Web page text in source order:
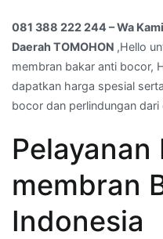
222
244
–
Wa
Kami
harga
bakar
roll
081 388 222 244 – Wa
Daerah TOMOHON ,Hello
membran bakar anti bocor,
dapatkan harga spesial
bocor dan perlindungan dari
Pelayanan
membran
Indonesia